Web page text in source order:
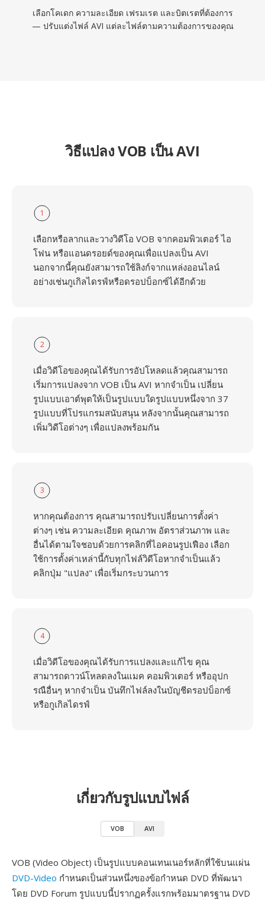
เลือกโคเดก ความละเอียด เฟรมเรต และบิตเรตที่ต้องการ
— ปรับแต่งไฟล์ AVI แต่ละไฟล์ตามความต้องการของคุณ
วิธีแปลง VOB เป็น AVI
1
เลือกหรือลากและวางวิดีโอ VOB จากคอมพิวเตอร์ ไอ
โฟน หรือแอนดรอยด์ของคุณเพื่อแปลงเป็น AVI
นอกจากนี้คุณยังสามารถใช้ลิงก์จากแหล่งออนไลน์
อย่างเช่นกูเกิลไดรฟ์หรือดรอปบ็อกซ์ได้อีกด้วย
2
เมื่อวิดีโอของคุณได้รับการอัปโหลดแล้วคุณสามารถ
เริ่มการแปลงจาก VOB เป็น AVI หากจำเป็น เปลี่ยน
รูปแบบเอาต์พุตให้เป็นรูปแบบใดรูปแบบหนึ่งจาก 37
รูปแบบที่โปรแกรมสนับสนุน หลังจากนั้นคุณสามารถ
เพิ่มวิดีโอต่างๆ เพื่อแปลงพร้อมกัน
3
หากคุณต้องการ คุณสามารถปรับเปลี่ยนการตั้งค่า
ต่างๆ เช่น ความละเอียด คุณภาพ อัตราส่วนภาพ และ
อื่นได้ตามใจชอบด้วยการคลิกที่ไอคอนรูปเฟือง เลือก
ใช้การตั้งค่าเหล่านี้กับทุกไฟล์วิดีโอหากจำเป็นแล้ว
คลิกปุ่ม "แปลง" เพื่อเริ่มกระบวนการ
4
เมื่อวิดีโอของคุณได้รับการแปลงและแก้ไข คุณ
สามารถดาวน์โหลดลงในแมค คอมพิวเตอร์ หรืออุปก
รณือื่นๆ หากจำเป็น บันทึกไฟล์ลงในบัญชีดรอปบ็อกซ์
หรือกูเกิลไดรฟ์
เกี่ยวกับรูปแบบไฟล์
VOB AVI
VOB (Video Object) เป็นรูปแบบคอนเทนเนอร์หลักที่ใช้บนแผ่น
DVD-Video กำหนดเป็นส่วนหนึ่งของข้อกำหนด DVD ที่พัฒนา
โดย DVD Forum รูปแบบนี้ปรากฏครั้งแรกพร้อมมาตรฐาน DVD